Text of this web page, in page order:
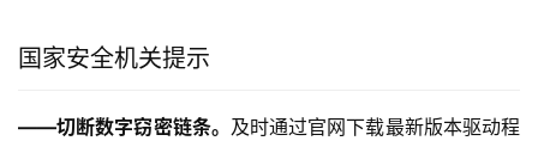
国家安全机关提示
——切断数字窃密链条。 及时通过官网下载最新版本驱动程